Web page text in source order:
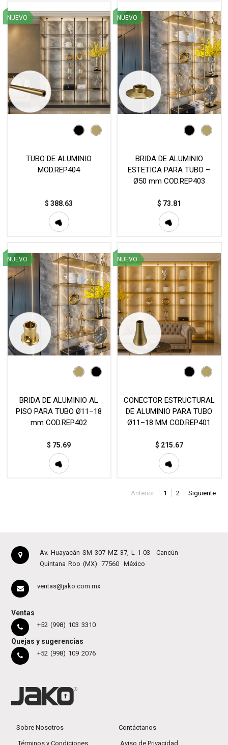
NUEVO
TUBO DE ALUMINIO
MOD.REP404
$388.63
NUEVO
BRIDA DE ALUMINIO
ESTETICA PARA TUBO –
Ø50 mm COD.REP403
$ 73.81
NUEVO
BRIDA DE ALUMINIO AL
PISO PARA TUBO Ø11–18
mm COD.REP402
$ 75.69
NUEVO
CONECTOR ESTRUCTURAL
DE ALUMINIO PARA TUBO
Ø11–18 MM COD.REP401
$ 215.67
Anterior 1 2 Siguiente
Av. Huayacán SM 307 MZ 37, L 1-03
Cancún
Quintana Roo (MX)
77560 México
ventas@jako.com.mx
Ventas
+52 (998) 103 3310
Quejas y sugerencias
+52 (998) 109 2076
Sobre Nosotros Contáctanos
Términos y Condiciones Aviso de Privacidad